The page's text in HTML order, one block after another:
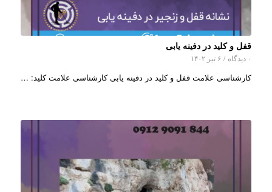
قفل و کلید در دفینه یابی
۰ دیدگاه / ۶ تیر ۱۴۰۲
کارشناسی علامت قفل و کلید در دفینه یابی کارشناسی علامت کلید: …